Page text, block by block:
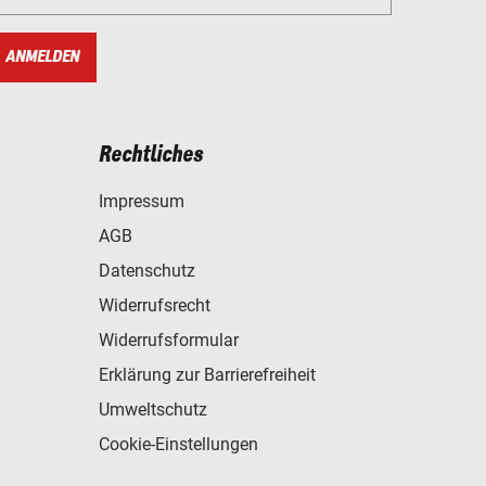
ANMELDEN
Rechtliches
Impressum
AGB
Datenschutz
Widerrufsrecht
Widerrufsformular
Erklärung zur Barrierefreiheit
Umweltschutz
Cookie-Einstellungen